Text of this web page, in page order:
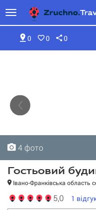
0 0 0
4 фото
4 фото
4 фото
4 фото
Гостьовий
Івано-Франківська область
5,0 1